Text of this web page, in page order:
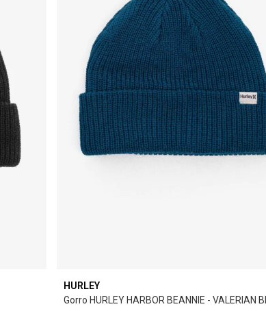
HURLEY
Gorro HURLEY HARBOR BEANNIE - VALERIAN